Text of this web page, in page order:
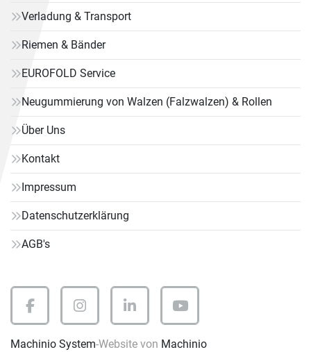
Verladung & Transport
Riemen & Bänder
EUROFOLD Service
Neugummierung von Walzen (Falzwalzen) & Rollen
Über Uns
Kontakt
Impressum
Datenschutzerklärung
AGB's
facebookinstagramlinkedinyoutube
Machinio System-Website von Machinio